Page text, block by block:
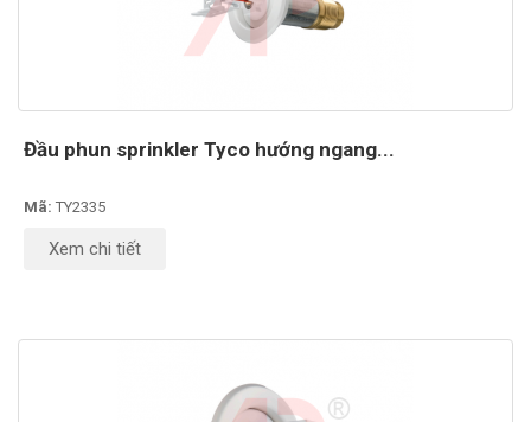
Đầu phun sprinkler Tyco hướng ngang...
Mã: TY2335
Xem chi tiết